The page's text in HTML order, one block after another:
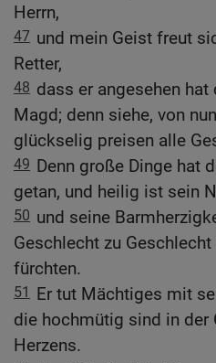
Herrn,
47 und mein Geist freut
Retter,
48 dass er angesehen
Magd; denn siehe, von
glückselig preisen alle
49 Denn große Dinge hat
getan, und heilig ist sein
50 und seine
Geschlecht zu
fürchten.
51 Er tut Mächtiges mit
die hochmütig sind in der
Herzens.